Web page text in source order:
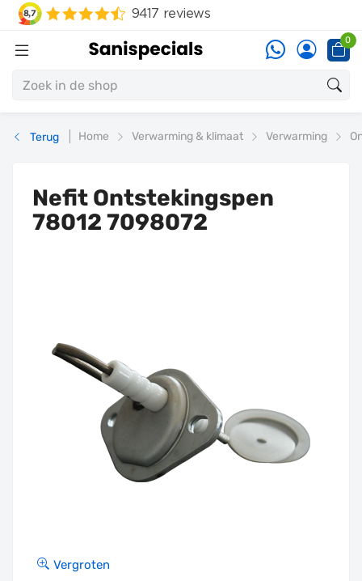
0
Terug Home Verwarming & klimaat Verwarming
Nefit Ontstekingspen
78012 7098072
Vergroten